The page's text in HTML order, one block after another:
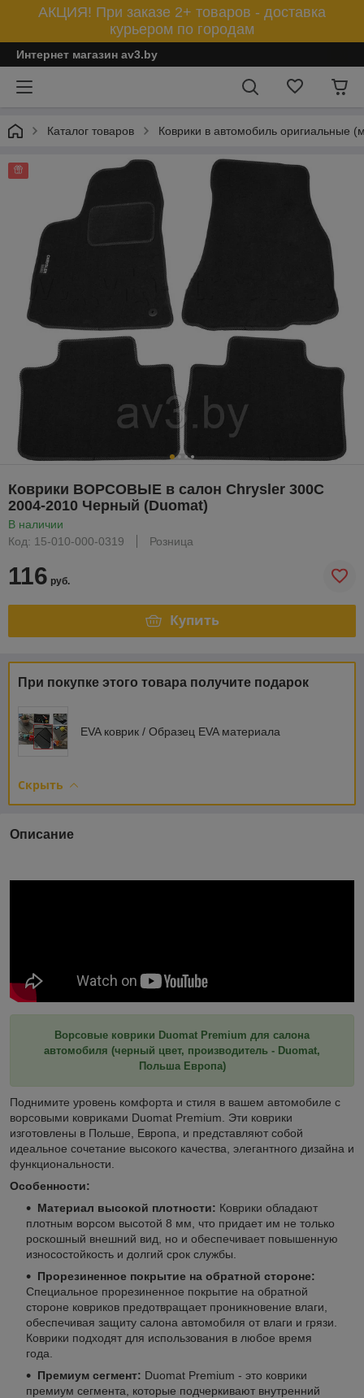
АКЦИЯ! При заказе 2+ товаров - доставка
курьером по городам
Интернет магазин av3.by
Каталог товаров Коврики в автомобиль оригиальные
Коврики ВОРСОВЫЕ в салон Chrysler 300C
2004-2010 Черный (Duomat)
В наличии
Код: 15-010-000-0319
Розница
116 руб.
Купить
При покупке этого товара получите подарок
EVA коврик / Образец EVA материала
Скрыть
Описание
Ворсовые коврики Duomat Premium для салона
автомобиля (черный цвет, производитель - Duomat,
Польша Европа)
Поднимите уровень комфорта и стиля в вашем автомобиле с
ворсовыми ковриками Duomat Premium. Эти коврики
изготовлены в Польше, Европа, и представляют собой
идеальное сочетание высокого качества, элегантного дизайна и
функциональности.
Особенности:
Материал высокой плотности: Коврики обладают
плотным ворсом высотой 8 мм, что придает им не только
роскошный внешний вид, но и обеспечивает повышенную
износостойкость и долгий срок службы.
Прорезиненное покрытие на обратной стороне:
Специальное прорезиненное покрытие на обратной
стороне ковриков предотвращает проникновение влаги,
обеспечивая защиту салона автомобиля от влаги и грязи.
Коврики подходят для использования в любое время
года.
Премиум сегмент: Duomat Premium - это коврики
премиум сегмента, которые подчеркивают внутренний